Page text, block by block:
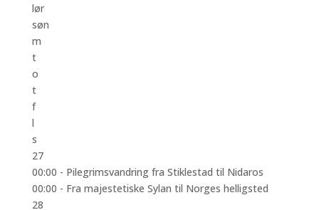
lør
søn
m
t
o
t
f
l
s
27
00:00 - Pilegrimsvandring fra Stiklestad til Nidaros
00:00 - Fra majestetiske Sylan til Norges helligsted
28